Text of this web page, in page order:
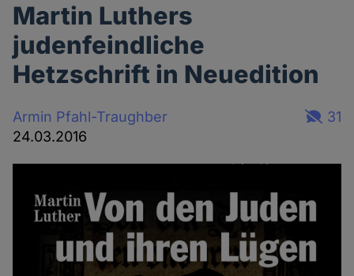
Martin Luthers
judenfeindliche
Hetzschrift in Neuedition
Armin Pfahl-Traughber
24.03.2016
31